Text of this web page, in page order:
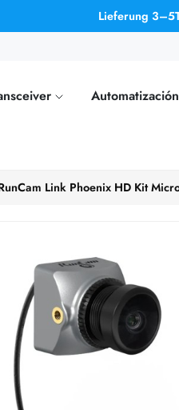
Lieferung
Link Phoenix HD Kit